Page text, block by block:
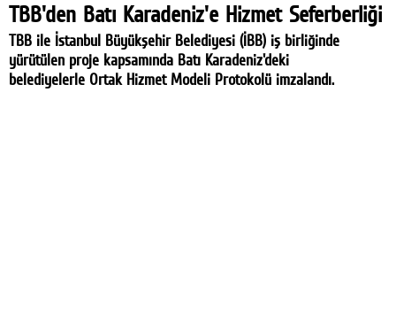
TBB'den Batı Karadeniz'e Hizmet Seferberliği
TBB ile İstanbul Büyükşehir Belediyesi (İBB) iş birliğinde
yürütülen proje kapsamında Batı Karadeniz'deki
belediyelerle Ortak Hizmet Modeli Protokolü imzalandı.